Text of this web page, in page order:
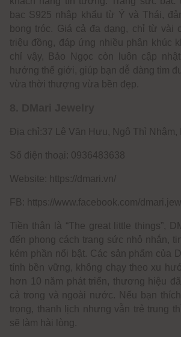
bạc S925 nhập khẩu từ Ý và Thái,
bong tróc. Giá cả đa dạng, chỉ từ vài
triệu đồng, đáp ứng nhiều phân khúc
chỉ vậy, Bảo Ngọc còn luôn cập
hướng thế giới, giúp bạn dễ dàng tìm
vừa thời thượng vừa bền đẹp.
Địa chỉ:37 Lê Văn Hưu, Ngô Thì Nhậm,
Số điện thoại: 0936483638
Website: https://dmari.vn/
FB: https://www.facebook.com/
Tiền thân là “The great little things”,
đến phong cách trang sức nhỏ nhắn,
kém phần nổi bật. Các sản phẩm của
tính bền vững, không chạy theo xu
hơn 10 năm phát triển, thương hiệu
cả trong và ngoài nước. Nếu bạn
trọng, thanh lịch nhưng vẫn trẻ trung
sẽ làm hài lòng.